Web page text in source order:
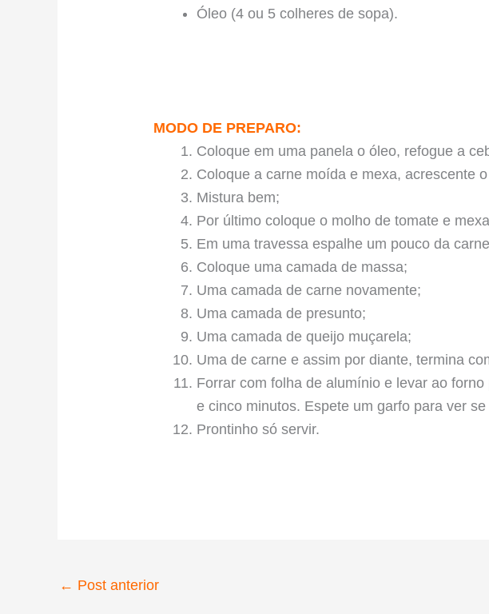
Óleo (4 ou 5 colheres de sopa).
MODO DE PREPARO:
Coloque em uma panela o óleo, refogue a
Coloque a carne moída e mexa, acrescente
Mistura bem;
Por último coloque o molho de tomate e
Em uma travessa espalhe um pouco da
Coloque uma camada de massa;
Uma camada de carne novamente;
Uma camada de presunto;
Uma camada de queijo muçarela;
Uma de carne e assim por diante, termina
Forrar com folha de alumínio e levar ao
e cinco minutos. Espete um garfo para ver
Prontinho só servir.
← Post anterior